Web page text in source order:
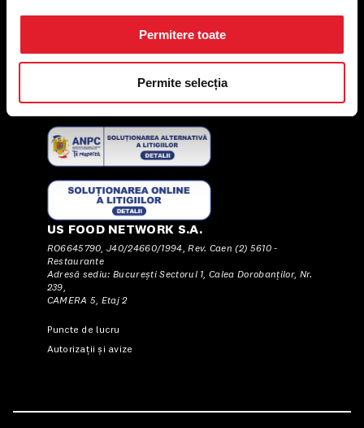
Permitere toate
Permite selecția
Politica privind prelucrarea datelor
Politica de confidențialitate
Preferințe cookies
US FOOD NETWORK S.A.
RO6645790, J40/24660/1994, Rev. Caen (2) 5610 -
Restaurante
Adresă sediu: Bucureşti Sectorul 1, Calea Dorobanţilor, Nr.
239,
CAMERA 5, Etaj 2
Puncte de lucru
Autorizații și avize